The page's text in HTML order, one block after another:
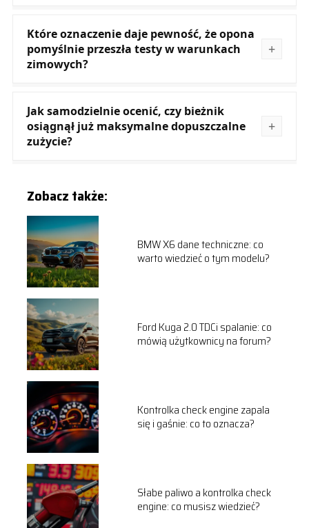
Które oznaczenie daje pewność, że opona
pomyślnie przeszła testy w warunkach
zimowych?
Jak samodzielnie ocenić, czy bieżnik
osiągnął już maksymalne dopuszczalne
zużycie?
Zobacz także:
BMW X6 dane techniczne: co
warto wiedzieć o tym modelu?
Ford Kuga 2.0 TDCi spalanie: co
mówią użytkownicy na forum?
Kontrolka check engine zapala
się i gaśnie: co to oznacza?
Słabe paliwo a kontrolka check
engine: co musisz wiedzieć?